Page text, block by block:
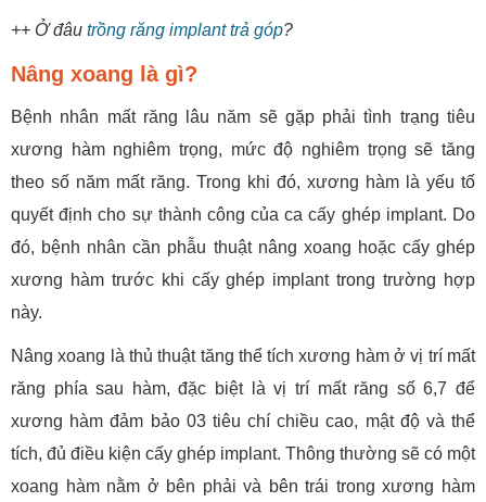
++ Ở đâu trồng răng implant trả góp?
Nâng xoang là gì?
Bệnh nhân mất răng lâu năm sẽ gặp phải tình trạng tiêu
xương hàm nghiêm trọng, mức độ nghiêm trọng sẽ tăng
theo số năm mất răng. Trong khi đó, xương hàm là yếu tố
quyết định cho sự thành công của ca cấy ghép implant. Do
đó, bệnh nhân cần phẫu thuật nâng xoang hoặc cấy ghép
xương hàm trước khi cấy ghép implant trong trường hợp
này.
Nâng xoang là thủ thuật tăng thể tích xương hàm ở vị trí mất
răng phía sau hàm, đặc biệt là vị trí mất răng số 6,7 để
xương hàm đảm bảo 03 tiêu chí chiều cao, mật độ và thể
tích, đủ điều kiện cấy ghép implant. Thông thường sẽ có một
xoang hàm nằm ở bên phải và bên trái trong xương hàm